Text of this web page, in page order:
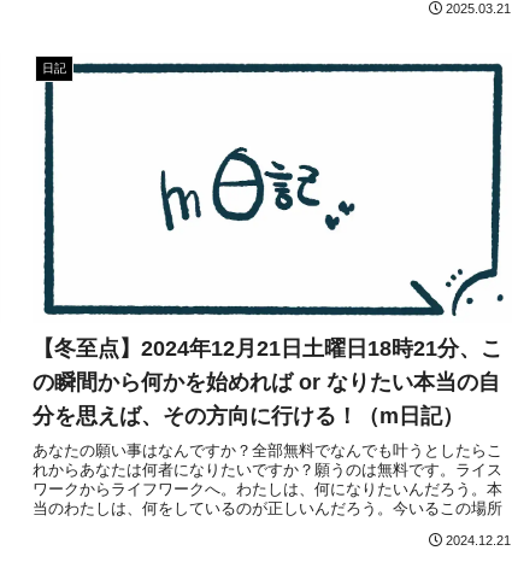
2025.03.21
日記
【冬至点】2024年12月21日土曜日18時21分、こ
の瞬間から何かを始めれば or なりたい本当の自
分を思えば、その方向に行ける！（m日記）
あなたの願い事はなんですか？全部無料でなんでも叶うとしたらこ
れからあなたは何者になりたいですか？願うのは無料です。ライス
ワークからライフワークへ。わたしは、何になりたいんだろう。本
当のわたしは、何をしているのが正しいんだろう。今いるこの場所
2024.12.21